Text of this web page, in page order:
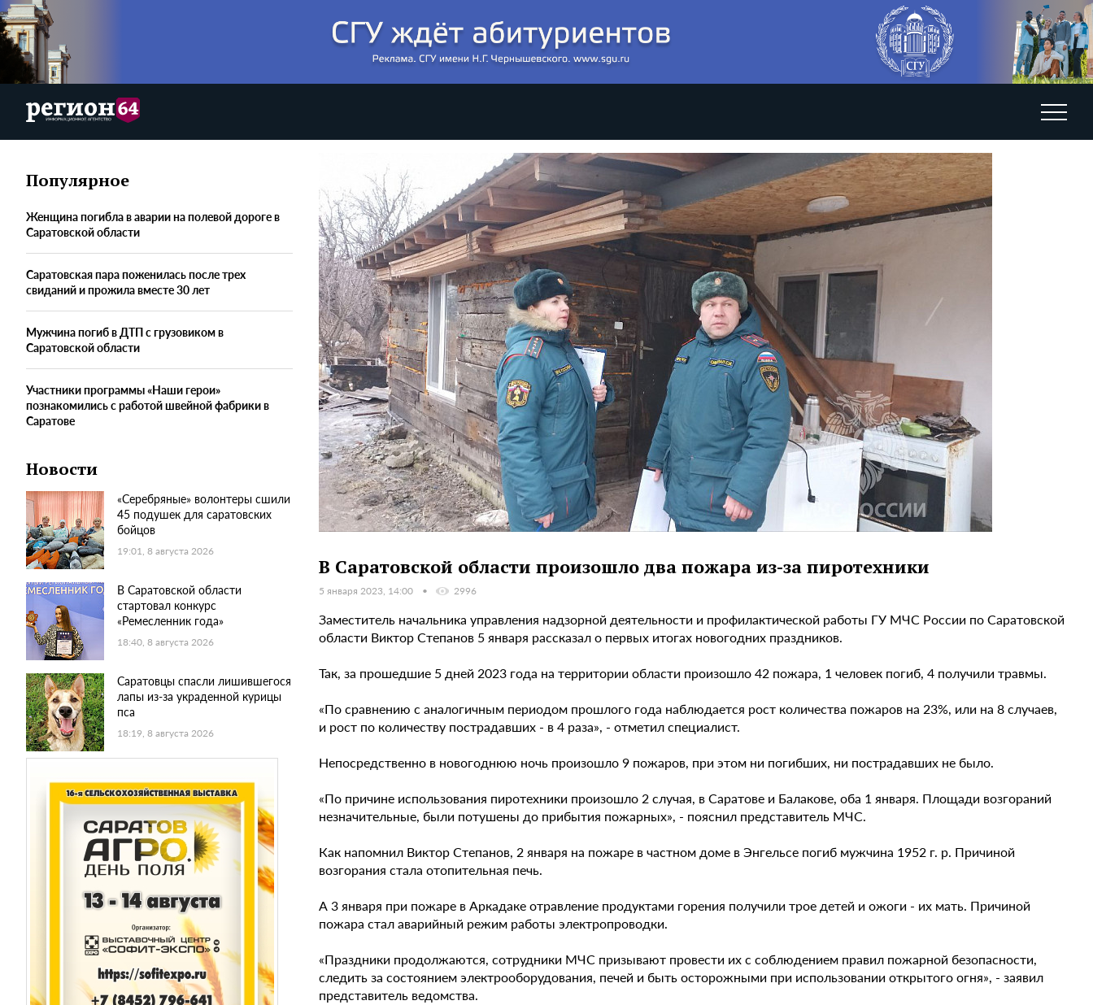
Популярное
Женщина погибла в аварии на полевой дороге в
Саратовской области
Саратовская пара поженилась после трех
свиданий и прожила вместе 30 лет
Мужчина погиб в ДТП с грузовиком в
Саратовской области
Участники программы «Наши герои»
познакомились с работой швейной фабрики в
Саратове
Новости
«Серебряные» волонтеры сшили
45 подушек для саратовских
бойцов
19:01, 8 августа 2026
В Саратовской области
стартовал конкурс
«Ремесленник года»
18:40, 8 августа 2026
Саратовцы спасли лишившегося
лапы из-за украденной курицы
пса
18:19, 8 августа 2026
В Саратовской области произошло два пожара из-за пиротехники
5 января 2023, 14:00 2996
Заместитель начальника управления надзорной деятельности и профилактической работы ГУ МЧС России по Саратовской
области Виктор Степанов 5 января рассказал о первых итогах новогодних праздников.
Так, за прошедшие 5 дней 2023 года на территории области произошло 42 пожара, 1 человек погиб, 4 получили травмы.
«По сравнению с аналогичным периодом прошлого года наблюдается рост количества пожаров на 23%, или на 8 случаев,
и рост по количеству пострадавших - в 4 раза», - отметил специалист.
Непосредственно в новогоднюю ночь произошло 9 пожаров, при этом ни погибших, ни пострадавших не было.
«По причине использования пиротехники произошло 2 случая, в Саратове и Балакове, оба 1 января. Площади возгораний
незначительные, были потушены до прибытия пожарных», - пояснил представитель МЧС.
Как напомнил Виктор Степанов, 2 января на пожаре в частном доме в Энгельсе погиб мужчина 1952 г. р. Причиной
возгорания стала отопительная печь.
А 3 января при пожаре в Аркадаке отравление продуктами горения получили трое детей и ожоги - их мать. Причиной
пожара стал аварийный режим работы электропроводки.
«Праздники продолжаются, сотрудники МЧС призывают провести их с соблюдением правил пожарной безопасности,
следить за состоянием электрооборудования, печей и быть осторожными при использовании открытого огня», - заявил
представитель ведомства.